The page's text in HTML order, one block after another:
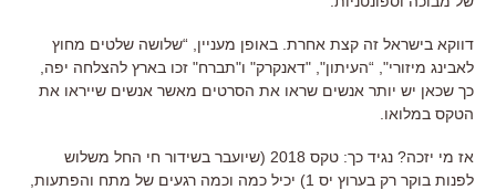
דווקא בישראל זה קצת אחרת באופן מעניין , “שלושה שלטים מחוץ
לאבינג מיזורי", “העיתון", "דאנקרק" ו"תברח" זכו בארץ להצלחה יפה
כך שכאן יש יותר אנשים שראו את הסרטים מאשר אנשים שייראו את
הטקס במלואו
אז מי יזכה? נגיד כך: טקס 2018 (
שיועבר בשידור חי החל משלוש
לפנות בוקר רק בערוץ יס 1)
יכיל כמה וכמה רגעים של מתח והפתעות,